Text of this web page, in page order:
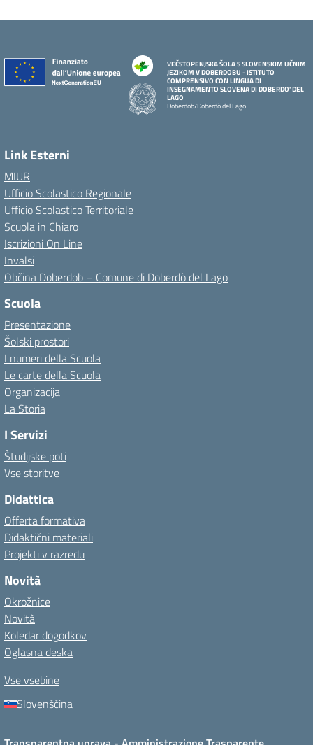
VEČSTOPENJSKA ŠOLA S SLOVENSKIM UČNIM
JEZIKOM V DOBERDOBU - ISTITUTO
COMPRENSIVO CON LINGUA DI
INSEGNAMENTO SLOVENA DI DOBERDO' DEL
LAGO
Doberdob/Doberdò del Lago
Link Esterni
MIUR
Ufficio Scolastico Regionale
Ufficio Scolastico Territoriale
Scuola in Chiaro
Iscrizioni On Line
Invalsi
Občina Doberdob – Comune di Doberdò del Lago
Scuola
Presentazione
Šolski prostori
I numeri della Scuola
Le carte della Scuola
Organizacija
La Storia
I Servizi
Študijske poti
Vse storitve
Didattica
Offerta formativa
Didaktični materiali
Projekti v razredu
Novità
Okrožnice
Novità
Koledar dogodkov
Oglasna deska
Vse vsebine
Slovenščina